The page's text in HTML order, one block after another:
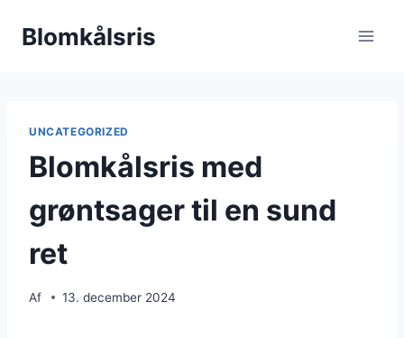
Blomkålsris
UNCATEGORIZED
Blomkålsris med
grøntsager til en sund
ret
Af 13. december 2024